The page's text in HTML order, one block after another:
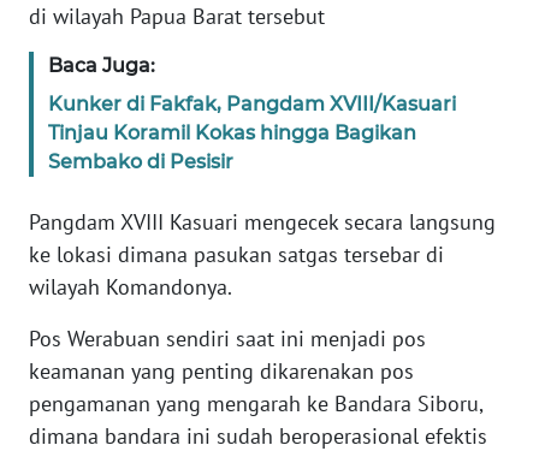
di wilayah Papua Barat tersebut
Baca Juga:
Kunker di Fakfak, Pangdam XVIII/Kasuari
Tinjau Koramil Kokas hingga Bagikan
Sembako di Pesisir
Pangdam XVIII Kasuari mengecek secara langsung
ke lokasi dimana pasukan satgas tersebar di
wilayah Komandonya.
Pos Werabuan sendiri saat ini menjadi pos
keamanan yang penting dikarenakan pos
pengamanan yang mengarah ke Bandara Siboru,
dimana bandara ini sudah beroperasional efektis
JAKARTA
WN
JABAR
WN
BANTEN
NTT
WN